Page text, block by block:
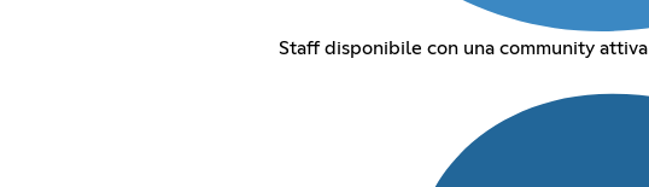
Staff disponibile con una community attiva